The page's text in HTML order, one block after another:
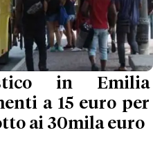
in Emilia
a 15 euro per
ai 30mila euro